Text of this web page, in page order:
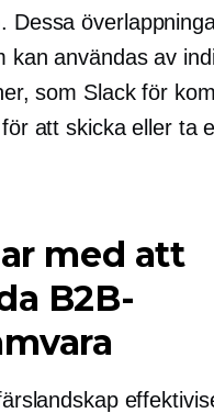
Dessa
kan användas av
som Slack för
att skicka eller ta
med att
B2B-